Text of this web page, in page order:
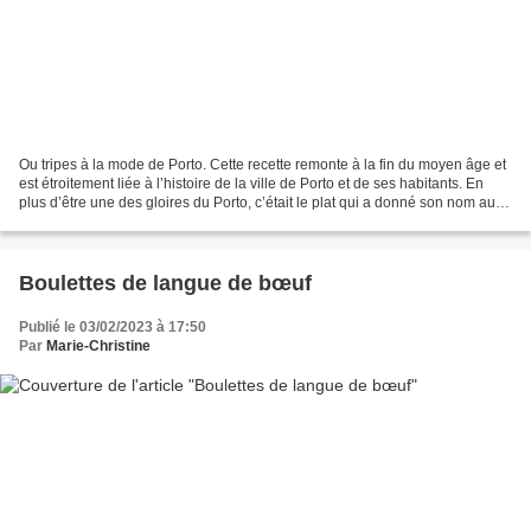
Ou tripes à la mode de Porto. Cette recette remonte à la fin du moyen âge et
est étroitement liée à l’histoire de la ville de Porto et de ses habitants. En
plus d’être une des gloires du Porto, c’était le plat qui a donné son nom aux
Boulettes de langue de bœuf
Publié le 03/02/2023 à 17:50
Par Marie-Christine